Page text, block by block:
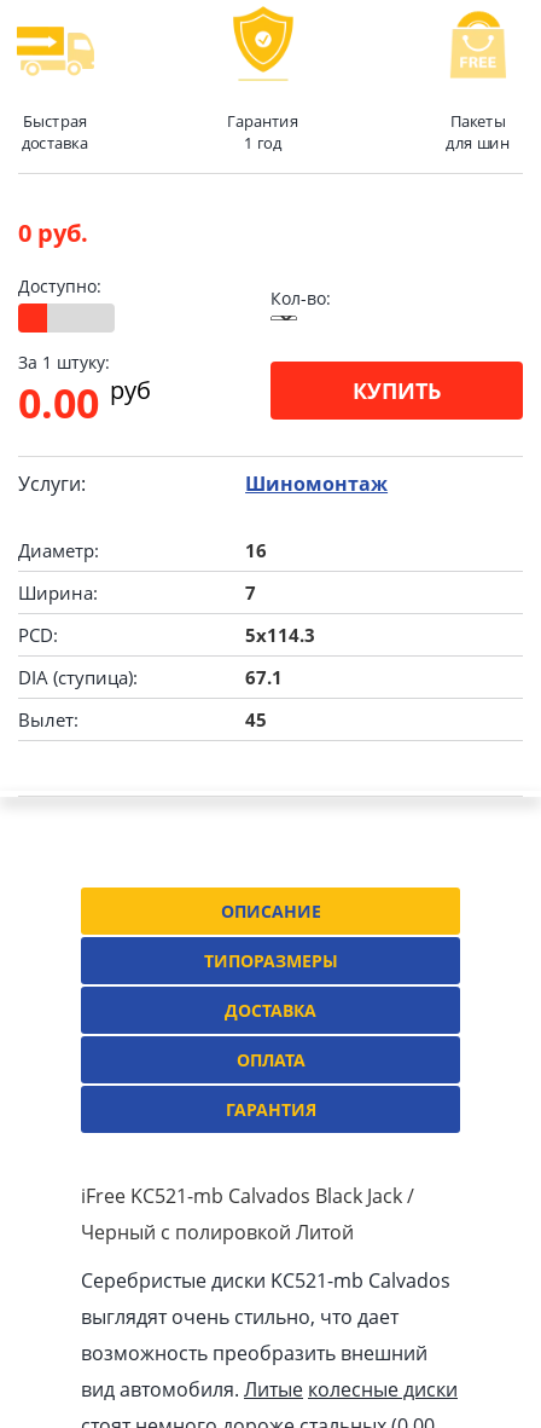
Быстрая
доставка
Гарантия
1 год
Пакеты
для шин
0 руб.
Доступно:
Кол-во:
За 1 штуку:
0.00 pуб КУПИТЬ
Услуги: Шиномонтаж
Диаметр:
16
Ширина:
7
PCD:
5x114.3
DIA (ступица):
67.1
Вылет:
45
ОПИСАНИЕ
ТИПОРАЗМЕРЫ
ДОСТАВКА
ОПЛАТА
ГАРАНТИЯ
iFree KC521-mb Calvados Black Jack /
Черный с полировкой Литой
Серебристые диски KC521-mb Calvados
выглядят очень стильно, что дает
возможность преобразить внешний
вид автомобиля. Литые колесные диски